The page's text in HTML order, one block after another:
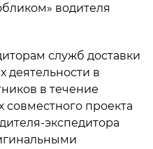
водителя
служб доставки
деятельности в
в течение
совместного проекта
экспедитора